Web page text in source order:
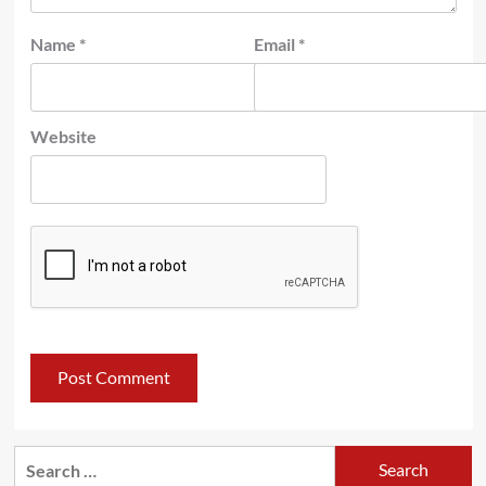
Name * Email *
Website